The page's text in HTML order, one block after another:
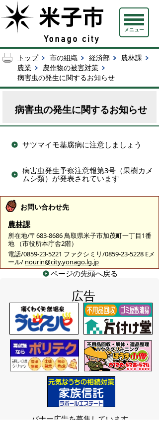
メニュー
トップ 市の組織 経済部
農林課
農業
農作物の被害対策
病害虫の発生に関するお知らせ
病害虫の発生に関するお知らせ
サツマイモ基腐病に注意しましょう
病害虫発生予察注意報第3号（果樹カメ
ムシ類）が発表されています
お問い合わせ先
農林課
所在地/〒683-8686 鳥取県米子市加茂町一丁目1番
地 （市役所本庁舎2階）
電話/0859-23-5221 ファクシミリ/0859-23-5228 Eメ
ール/ nourin@city.yonago.lg.jp
ページの先頭へ戻る
広告
バナー広告を募集しています